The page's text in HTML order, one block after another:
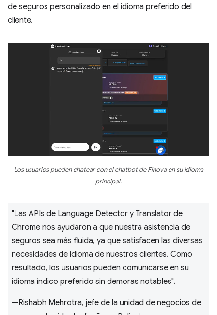
de seguros personalizado en el idioma preferido del
cliente.
Los usuarios pueden chatear con el chatbot de Finova en su idioma
principal.
"Las APIs de Language Detector y Translator de
Chrome nos ayudaron a que nuestra asistencia de
seguros sea más fluida, ya que satisfacen las diversas
necesidades de idioma de nuestros clientes. Como
resultado, los usuarios pueden comunicarse en su
idioma índico preferido sin demoras notables".
—Rishabh Mehrotra, jefe de la unidad de negocios de